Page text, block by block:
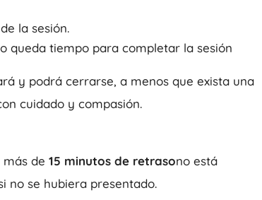
la sesión.
queda tiempo para completar la sesión
y podrá cerrarse, a menos que exista una
cuidado y compasión.
más de 15 minutos de retrasono está
no se hubiera presentado.